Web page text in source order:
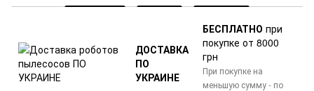
ДОСТАВКА
ПО
УКРАИНЕ
БЕСПЛАТНО при
покупке от 8000
грн
При покупке на
меньшую сумму - по